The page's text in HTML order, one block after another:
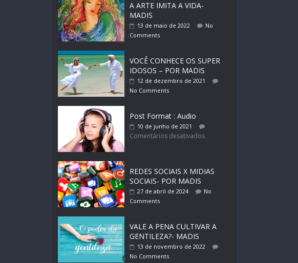
A ARTE IMITA A VIDA-
MADIS
13 de maio de 2022
No
Comments
VOCÊ CONHECE OS SUPER
IDOSOS – POR MADIS
12 de dezembro de 2021
No Comments
Post Format : Audio
10 de junho de 2021
Comentários desativados
REDES SOCIAIS X MIDIAS
SOCIAIS- POR MADIS
27 de abril de 2024
No
Comments
VALE A PENA CULTIVAR A
GENTILEZA?- MADIS
13 de novembro de 2022
No Comments